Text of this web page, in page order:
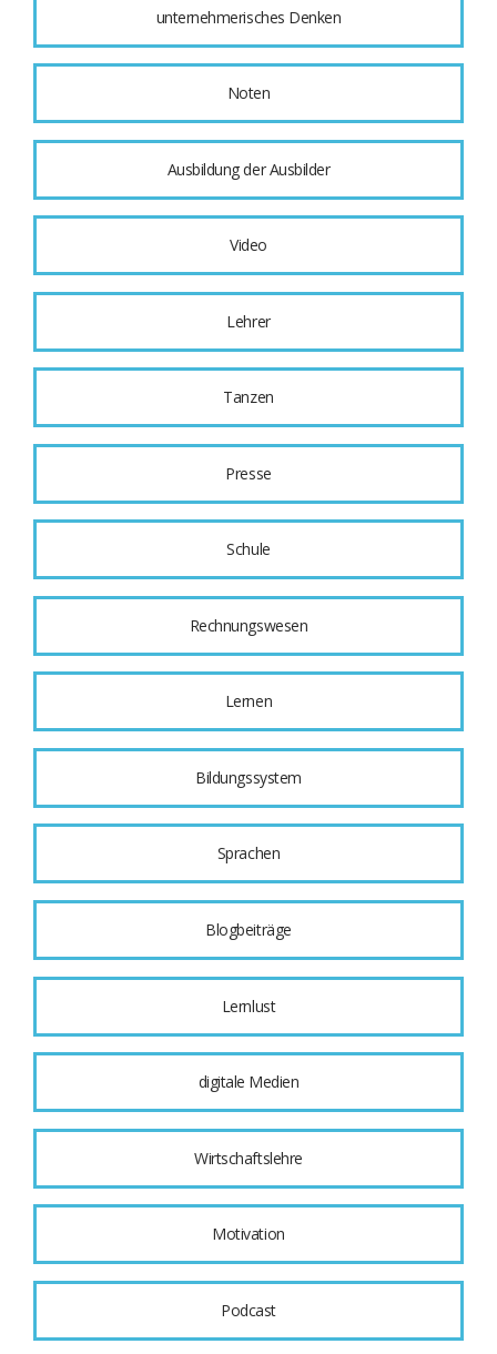
unternehmerisches Denken
Noten
Ausbildung der Ausbilder
Video
Lehrer
Tanzen
Presse
Schule
Rechnungswesen
Lernen
Bildungssystem
Sprachen
Blogbeiträge
Lernlust
digitale Medien
Wirtschaftslehre
Motivation
Podcast